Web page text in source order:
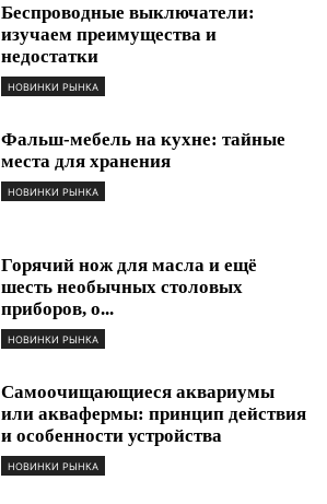
Беспроводные выключатели:
изучаем преимущества и
недостатки
НОВИНКИ РЫНКА
Фальш-мебель на кухне: тайные
места для хранения
НОВИНКИ РЫНКА
Горячий нож для масла и ещё
шесть необычных столовых
приборов, о...
НОВИНКИ РЫНКА
Самоочищающиеся аквариумы
или аквафермы: принцип действия
и особенности устройства
НОВИНКИ РЫНКА